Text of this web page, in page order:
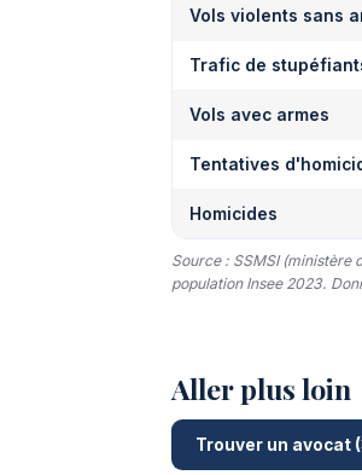
Vols violents sans
Trafic de
Vols avec armes
Tentatives
Homicides
Source : SSMSI (ministère
population Insee 2023.
Aller plus loin
Trouver un avocat